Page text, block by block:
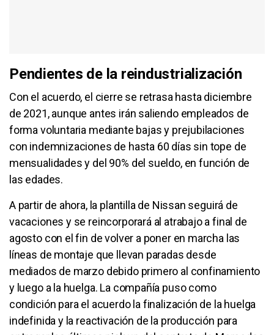
Pendientes de la reindustrialización
Con el acuerdo, el cierre se retrasa hasta diciembre
de 2021, aunque antes irán saliendo empleados de
forma voluntaria mediante bajas y prejubilaciones
con indemnizaciones de hasta 60 días sin tope de
mensualidades y del 90% del sueldo, en función de
las edades.
A partir de ahora, la plantilla de Nissan seguirá de
vacaciones y se reincorporará al atrabajo a final de
agosto con el fin de volver a poner en marcha las
líneas de montaje que llevan paradas desde
mediados de marzo debido primero al confinamiento
y luego a la huelga. La compañía puso como
condición para el acuerdo la finalización de la huelga
indefinida y la reactivación de la producción para